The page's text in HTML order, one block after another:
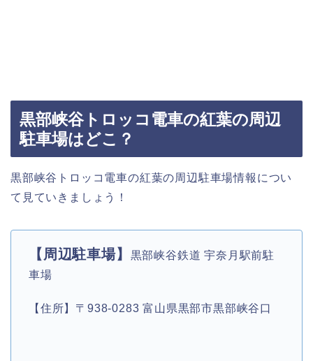
黒部峡谷トロッコ電車の紅葉の周辺
駐車場はどこ？
黒部峡谷トロッコ電車の紅葉の周辺駐車場情報につい
て見ていきましょう！
【周辺駐車場】
黒部峡谷鉄道 宇奈月駅前駐
車場
【住所】〒938-0283 富山県黒部市黒部峡谷口